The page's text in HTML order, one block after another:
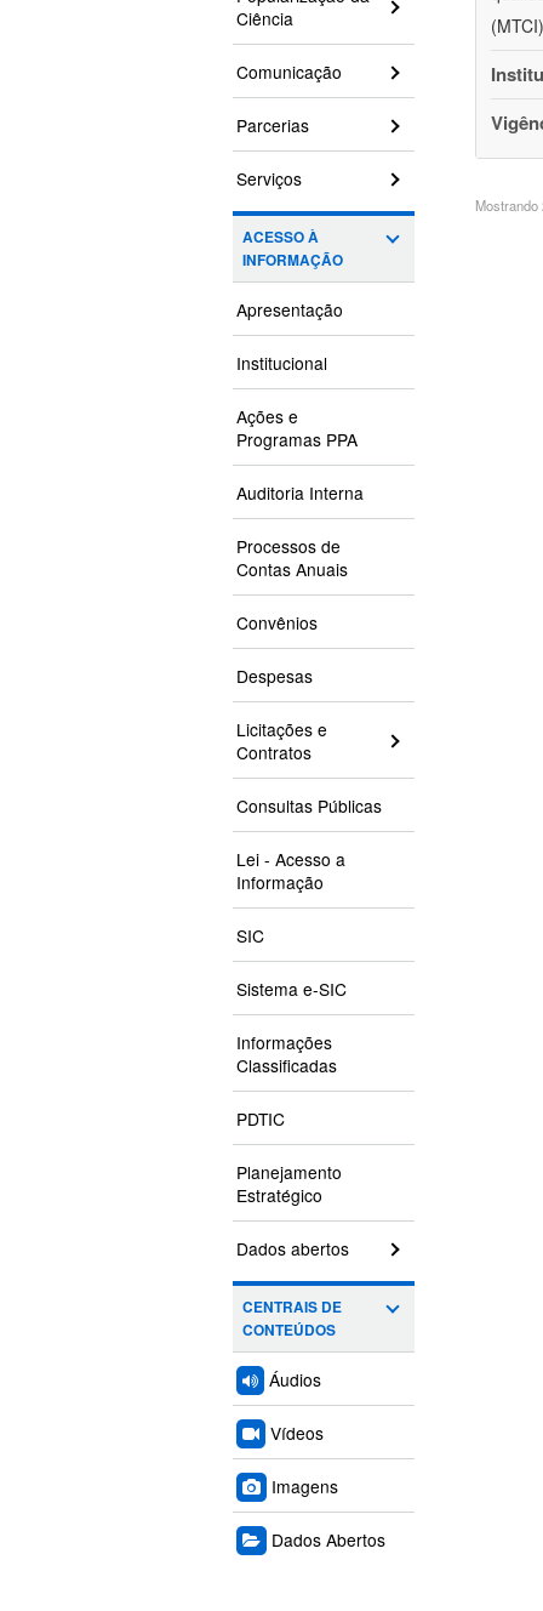
Ciência
Comunicação
Parcerias
Serviços
ACESSO À
INFORMAÇÃO
Apresentação
Institucional
Ações e
Programas PPA
Auditoria Interna
Processos de
Contas Anuais
Convênios
Despesas
Licitações e
Contratos
Consultas Públicas
Lei - Acesso a
Informação
SIC
Sistema e-SIC
Informações
Classificadas
PDTIC
Planejamento
Estratégico
Dados abertos
CENTRAIS DE
CONTEÚDOS
Áudios
Vídeos
Imagens
Dados Abertos
Mostrando